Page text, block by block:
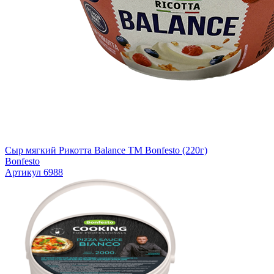
Сыр мягкий Рикотта Balance TM Bonfesto (220г)
Bonfesto
Артикул 6988